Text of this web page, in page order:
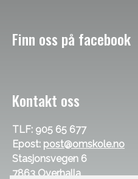
Finn oss på facebook
Kontakt oss
TLF: 905 65 677
Epost: post@omskole.no
Stasjonsvegen 6
7863 Overhalla